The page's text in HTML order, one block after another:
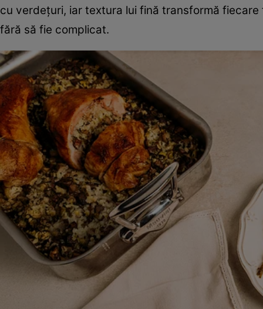
cu verdețuri, iar textura lui fină transformă
fără să fie complicat.